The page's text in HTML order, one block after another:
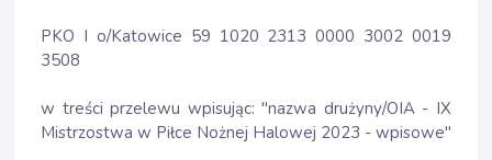
PKO I o/Katowice 59 1020 2313 0000 3002 0019
3508
w treści przelewu wpisując: "nazwa drużyny/OIA - IX
Mistrzostwa w Piłce Nożnej Halowej 2023 - wpisowe"